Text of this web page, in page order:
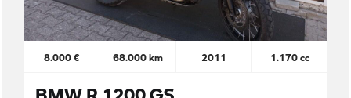
8.000 € 68.000 km 2011 1.170 cc